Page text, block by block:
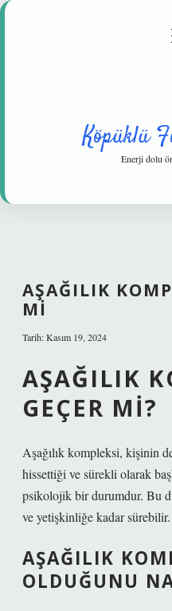
Gizlilik
Köpüklü
Enerji dolu
AŞAĞILIK
MI
Tarih: Kasım 19, 2024
AŞAĞILIK
GEÇER MI?
Aşağılık kompleksi, kişinin
hissettiği ve sürekli olarak
psikolojik bir durumdur. Bu
ve yetişkinliğe kadar sürebilir.
AŞAĞILIK
OLDUĞUNU